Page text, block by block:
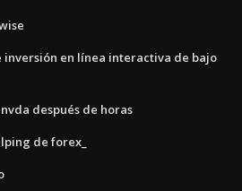
inversión en línea interactiva de bajo
después de horas
de forex_